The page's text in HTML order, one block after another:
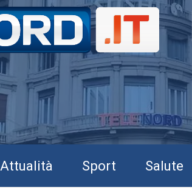
Attualità Sport Salute